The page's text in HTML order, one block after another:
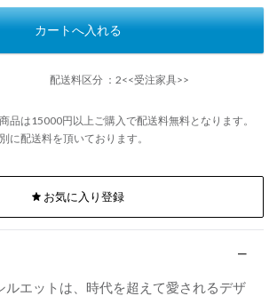
カートへ入れる
配送料区分 ：2<<受注家具>>
品は15000円以上ご購入で配送料無料となります。
に配送料を頂いております。
お気に入り登録
ルエットは、時代を超えて愛されるデザ